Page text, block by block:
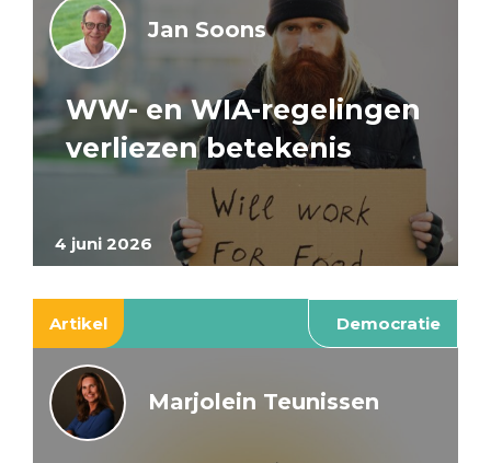
4 juni 2026
Jan Soons
WW- en WIA-regelingen
verliezen betekenis
Artikel Democratie
Marjolein Teunissen